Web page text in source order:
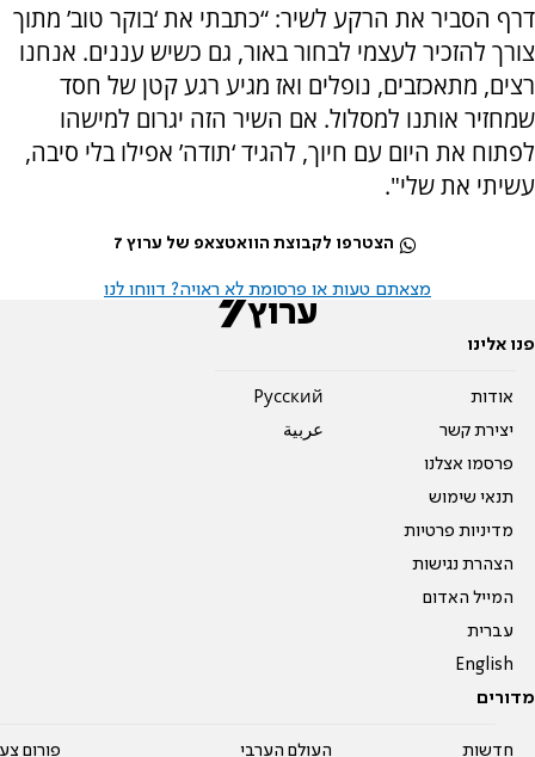
דרף הסביר את הרקע לשיר: “כתבתי את ‘בוקר טוב’ מתוך
צורך להזכיר לעצמי לבחור באור, גם כשיש עננים. אנחנו
רצים, מתאכזבים, נופלים ואז מגיע רגע קטן של חסד
שמחזיר אותנו למסלול. אם השיר הזה יגרום למישהו
לפתוח את היום עם חיוך, להגיד ‘תודה’ אפילו בלי סיבה,
עשיתי את שלי".
הצטרפו לקבוצת הוואטצאפ של ערוץ 7
מצאתם טעות או פרסומת לא ראויה? דווחו לנו
פנו אלינו
אודות
יצירת קשר
פרסמו אצלנו
תנאי שימוש
מדיניות פרטיות
הצהרת נגישות
המייל האדום
עברית
English
Pусский
عربية
מדורים
חדשות העולם הערבי פורום